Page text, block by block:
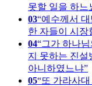
못할 일을 하느
03 예수께서
한 자들이 시장
04 그가 하나
지 못하는 진설
아니하였느냐
05 또 가라사